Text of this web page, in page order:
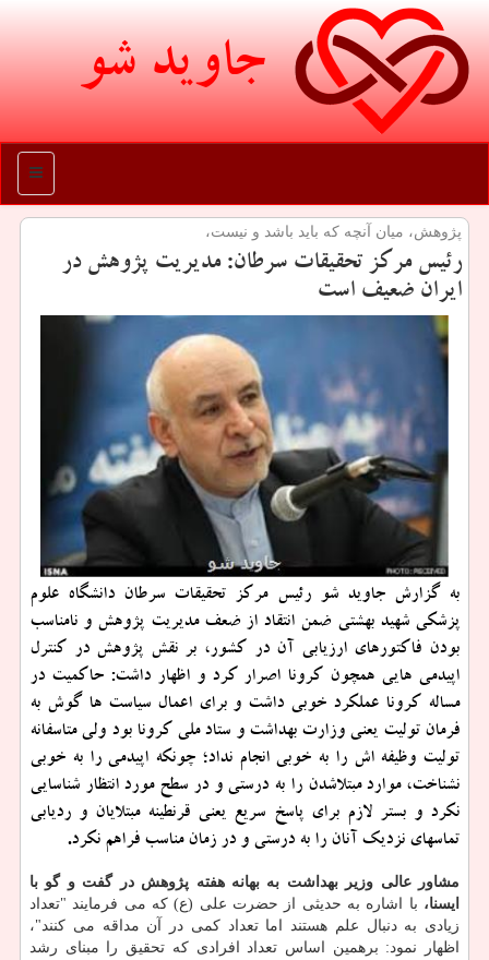
جاوید شو
منو
پژوهش، میان آنچه كه باید باشد و نیست،
رئیس مركز تحقیقات سرطان: مدیریت پژوهش در
ایران ضعیف است
به گزارش جاوید شو رئیس مرکز تحقیقات سرطان دانشگاه علوم
پزشکی شهید بهشتی ضمن انتقاد از ضعف مدیریت پژوهش و نامناسب
بودن فاکتورهای ارزیابی آن در کشور، بر نقش پژوهش در کنترل
اپیدمی هایی همچون کرونا اصرار کرد و اظهار داشت: حاکمیت در
مساله کرونا عملکرد خوبی داشت و برای اعمال سیاست ها گوش به
فرمان تولیت یعنی وزارت بهداشت و ستاد ملی کرونا بود ولی متاسفانه
تولیت وظیفه اش را به خوبی انجام نداد؛ چونکه اپیدمی را به خوبی
نشناخت، موارد مبتلاشدن را به درستی و در سطح مورد انتظار شناسایی
نکرد و بستر لازم برای پاسخ سریع یعنی قرنطینه مبتلایان و ردیابی
تماسهای نزدیک آنان را به درستی و در زمان مناسب فراهم نکرد.
مشاور عالی وزیر بهداشت به بهانه هفته پژوهش در گفت و گو با
ایسنا، با اشاره به حدیثی از حضرت علی (ع) که می فرمایند "تعداد
زیادی به دنبال علم هستند اما تعداد کمی در آن مداقه می کنند"،
اظهار نمود: برهمین اساس تعداد افرادی که تحقیق را مبنای رشد